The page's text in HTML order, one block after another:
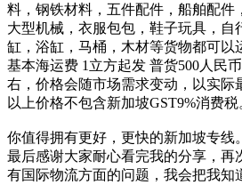
料，钢铁材料，五件配件，船舶配件
大型机械，衣服包包，鞋子玩具，自
缸，浴缸，马桶，木材等货物都可以
基本海运费 1立方起发 普货500人民
右，价格会随市场需求变动，以实际
以上价格不包含新加坡GST9%消费
你值得拥有更好，更快的新加坡专线。
最后感谢大家耐心看完我的分享，再
有国际物流方面的问题，我会把我